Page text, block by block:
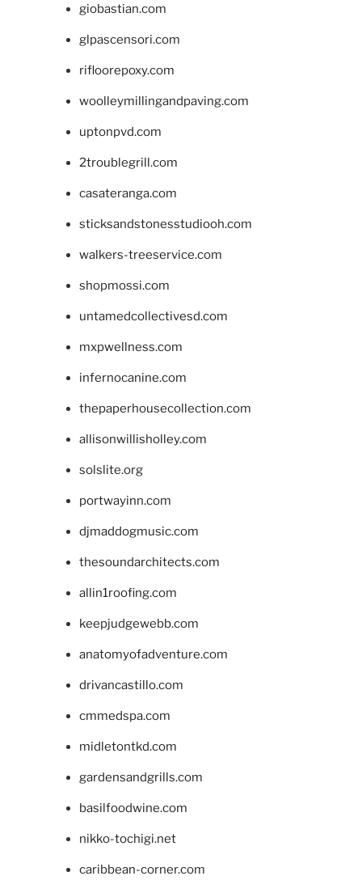
giobastian.com
glpascensori.com
rifloorepoxy.com
woolleymillingandpaving.com
uptonpvd.com
2troublegrill.com
casateranga.com
sticksandstonesstudiooh.com
walkers-treeservice.com
shopmossi.com
untamedcollectivesd.com
mxpwellness.com
infernocanine.com
thepaperhousecollection.com
allisonwillisholley.com
solslite.org
portwayinn.com
djmaddogmusic.com
thesoundarchitects.com
allin1roofing.com
keepjudgewebb.com
anatomyofadventure.com
drivancastillo.com
cmmedspa.com
midletontkd.com
gardensandgrills.com
basilfoodwine.com
nikko-tochigi.net
caribbean-corner.com